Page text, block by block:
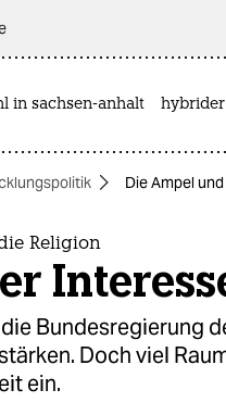
in sachsen-anhalt
Die Ampel
Religion
Bundesregierung
Doch viel
ein.